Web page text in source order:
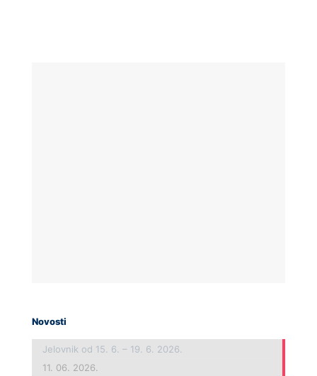
Novosti
Jelovnik od 15. 6. – 19. 6. 2026.
11. 06. 2026.